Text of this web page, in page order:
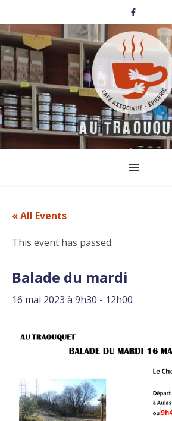
« All Events
This event has passed.
Balade du mardi
16 mai 2023 à 9h30 - 12h00